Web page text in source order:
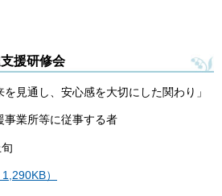
援研修会
見通し、安心感を大切にした関わり」
業所等に従事する者
）